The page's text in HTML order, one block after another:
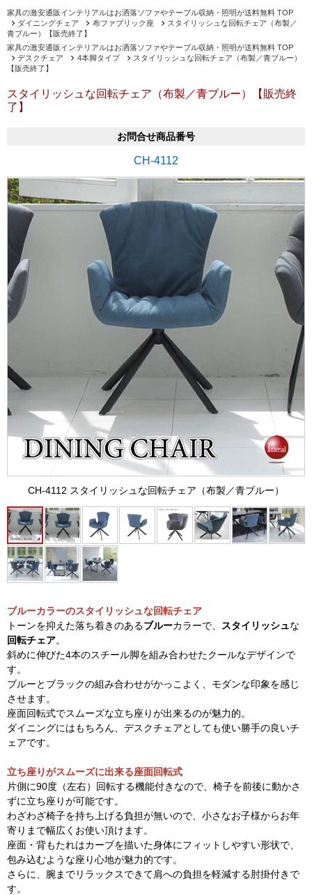
家具の激安通販インテリアルはお洒落ソファやテーブル収納・照明が送料無料 TOP
ダイニングチェア
布ファブリック座
スタイリッシュな回転チェア（布製／
青ブルー）【販売終了】
家具の激安通販インテリアルはお洒落ソファやテーブル収納・照明が送料無料 TOP
デスクチェア
4本脚タイプ
スタイリッシュな回転チェア（布製／青ブルー）
【販売終了】
スタイリッシュな回転チェア（布製／青ブルー）【販売終
了】
お問合せ商品番号
CH-4112
CH-4112 スタイリッシュな回転チェア（布製／青ブルー）
ブルーカラーのスタイリッシュな回転チェア
トーンを抑えた落ち着きのあるブルーカラーで、 スタイリッシュな
回転チェア。
斜めに伸びた4本のスチール脚を組み合わせたクールなデザインで
す。
ブルーとブラックの組み合わせがかっこよく、モダンな印象を感じ
させます。
座面回転式でスムーズな立ち座りが出来るのが魅力的。
ダイニングにはもちろん、デスクチェアとしても使い勝手の良いチ
ェアです。
立ち座りがスムーズに出来る座面回転式
片側に90度（左右）回転する機能付きなので、椅子を前後に動かさ
ずに立ち座りが可能です。
わざわざ椅子を持ち上げる負担が無いので、小さなお子様からお年
寄りまで幅広くお使い頂けます。
座面・背もたれはカーブを描いた身体にフィットしやすい形状で、
包み込むような座り心地が魅力的です。
さらに、腕までリラックスできて肩への負担を軽減する肘掛付きで
す。